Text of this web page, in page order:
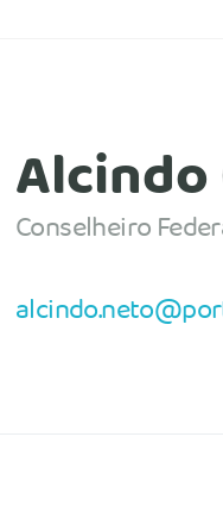
Alcindo
Conselheiro